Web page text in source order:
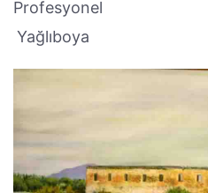
Profesyonel
Yağlıboya